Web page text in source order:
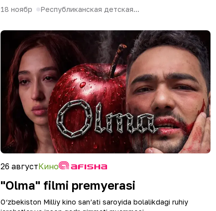
18 ноябр
Республиканская детская...
26 августКино
"Olma" filmi premyerasi
O‘zbekiston Milliy kino san’ati saroyida bolalikdagi ruhiy